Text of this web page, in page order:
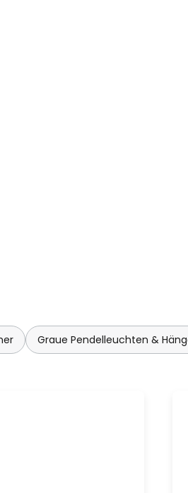
Graue Pendelleuchten &